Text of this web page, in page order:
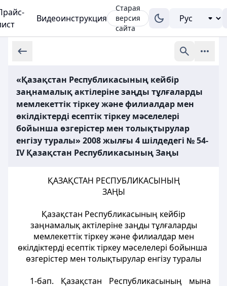
Видеоинструкция
Старая
версия
сайта
«Қазақстан Республикасының кейбір
заңнамалық актілеріне заңды тұлғаларды
мемлекеттік тіркеу және филиалдар мен
өкілдіктерді есептік тіркеу мәселелері
бойынша өзгерістер мен толықтырулар
енгізу туралы» 2008 жылғы 4 шілдедегі № 54-
ІV Қазақстан Республикасының Заңы
ҚАЗАҚСТАН РЕСПУБЛИКАСЫНЫҢ
ЗАҢЫ
Қазақстан Республикасының кейбір
заңнамалық актілеріне заңды тұлғаларды
мемлекеттік тіркеу және филиалдар мен
өкілдіктерді есептік тіркеу мәселелері бойынша
өзгерістер мен толықтырулар енгізу туралы
1-бап. Қазақстан Республикасының мына